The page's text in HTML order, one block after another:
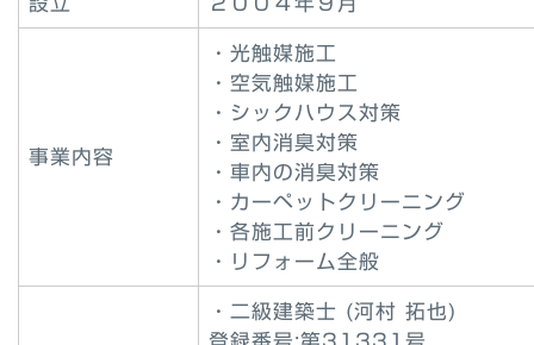
事業内容
・光触媒施工
・空気触媒施工
・シックハウス対策
・室内消臭対策
・車内の消臭対策
・カーペットクリーニング
・各施工前クリーニング
・リフォーム全般
・二級建築士 (河村 拓也)
登録番号:第31331号